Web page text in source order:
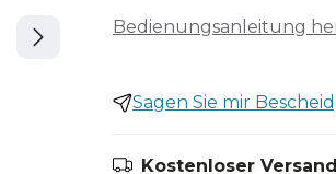
Bedienungsanleitung
Sagen Sie mir
Kostenloser